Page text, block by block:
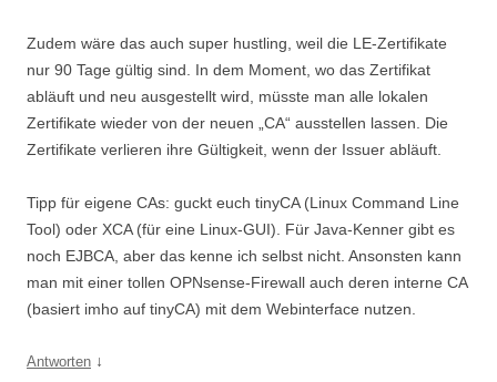
Zudem wäre das auch super hustling, weil die LE-Zertifikate
nur 90 Tage gültig sind. In dem Moment, wo das Zertifikat
abläuft und neu ausgestellt wird, müsste man alle lokalen
Zertifikate wieder von der neuen „CA“ ausstellen lassen. Die
Zertifikate verlieren ihre Gültigkeit, wenn der Issuer abläuft.
Tipp für eigene CAs: guckt euch tinyCA (Linux Command Line
Tool) oder XCA (für eine Linux-GUI). Für Java-Kenner gibt es
noch EJBCA, aber das kenne ich selbst nicht. Ansonsten kann
man mit einer tollen OPNsense-Firewall auch deren interne CA
(basiert imho auf tinyCA) mit dem Webinterface nutzen.
Antworten ↓